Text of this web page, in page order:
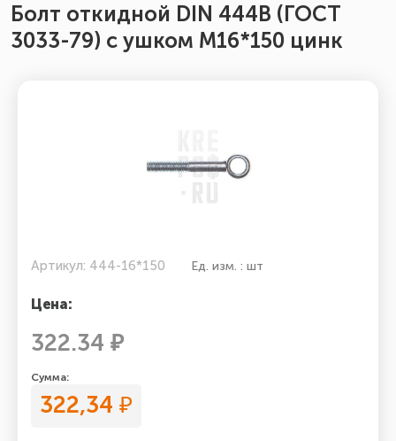
Болт откидной DIN 444В (ГОСТ
3033-79) с ушком М16*150 цинк
Артикул: 444-16*150 Ед. изм. : шт
Цена:
322.34 ₽
Сумма:
322,34 ₽